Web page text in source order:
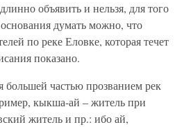
объявить и нельзя, для того
думать можно, что
по реке Еловке, которая течет
показано.
частью прозванием рек
кыкша-ай – житель при
житель и пр.: ибо ай,